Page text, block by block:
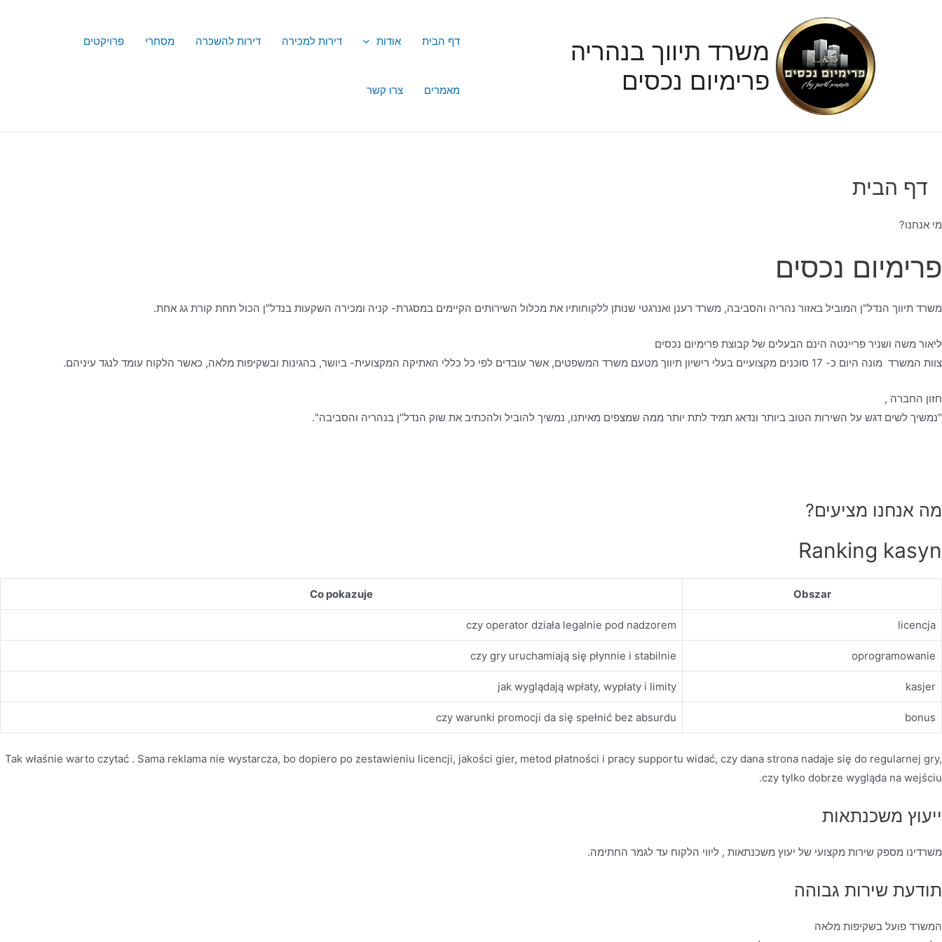
משרד תיווך בנהריה
פרימיום נכסים
דף הבית אודות דירות למכירה דירות להשכרה מסחרי פרויקטים
מאמרים צרו קשר
דף הבית
מי אנחנו?
פרימיום נכסים
משרד תיווך הנדל"ן המוביל באזור נהריה והסביבה, משרד רענן ואנרגטי שנותן ללקוחותיו את מכלול השירותים הקיימים במסגרת- קניה ומכירה השקעות בנדל"ן הכול תחת קורת גג אחת.
ליאור משה ושניר פריינטה הינם הבעלים של קבוצת פרימיום נכסים
צוות המשרד מונה היום כ- 17 סוכנים מקצועיים בעלי רישיון תיווך מטעם משרד המשפטים, אשר עובדים לפי כל כללי האתיקה המקצועית- ביושר, בהגינות ובשקיפות מלאה, כאשר הלקוח עומד לנגד עיניהם.
חזון החברה ,
"נמשיך לשים דגש על השירות הטוב ביותר ונדאג תמיד לתת יותר ממה שמצפים מאיתנו, נמשיך להוביל ולהכתיב את שוק הנדל"ן בנהריה והסביבה".
מה אנחנו מציעים?
Ranking kasyn
Obszar
Co pokazuje
licencja
czy operator działa legalnie pod nadzorem
oprogramowanie
czy gry uruchamiają się płynnie i stabilnie
kasjer
jak wyglądają wpłaty, wypłaty i limity
bonus
czy warunki promocji da się spełnić bez absurdu
Tak właśnie warto czytać . Sama reklama nie wystarcza, bo dopiero po zestawieniu licencji, jakości gier, metod płatności i pracy supportu widać, czy dana strona nadaje się do regularnej gry,
czy tylko dobrze wygląda na wejściu.
ייעוץ משכנתאות
משרדינו מספק שירות מקצועי של יעוץ משכנתאות , ליווי הלקוח עד לגמר החתימה.
תודעת שירות גבוהה
המשרד פועל בשקיפות מלאה